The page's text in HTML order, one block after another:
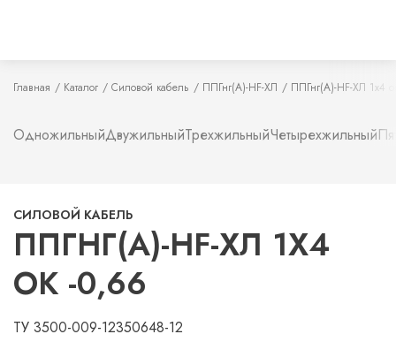
Главная Каталог Силовой кабель ППГнг(А)-HF-ХЛ ППГнг(А)-HF-ХЛ 1х4
ОдножильныйДвужильныйТрехжильныйЧетырехжильный
СИЛОВОЙ КАБЕЛЬ
ППГНГ(А)-HF-ХЛ 1Х4
ОК -0,66
ТУ 3500-009-12350648-12